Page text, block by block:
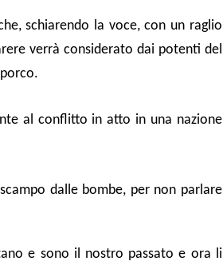
schiarendo la voce, con un raglio
verrà considerato dai potenti del
al conflitto in atto in una nazione
dalle bombe, per non parlare
e sono il nostro passato e ora li